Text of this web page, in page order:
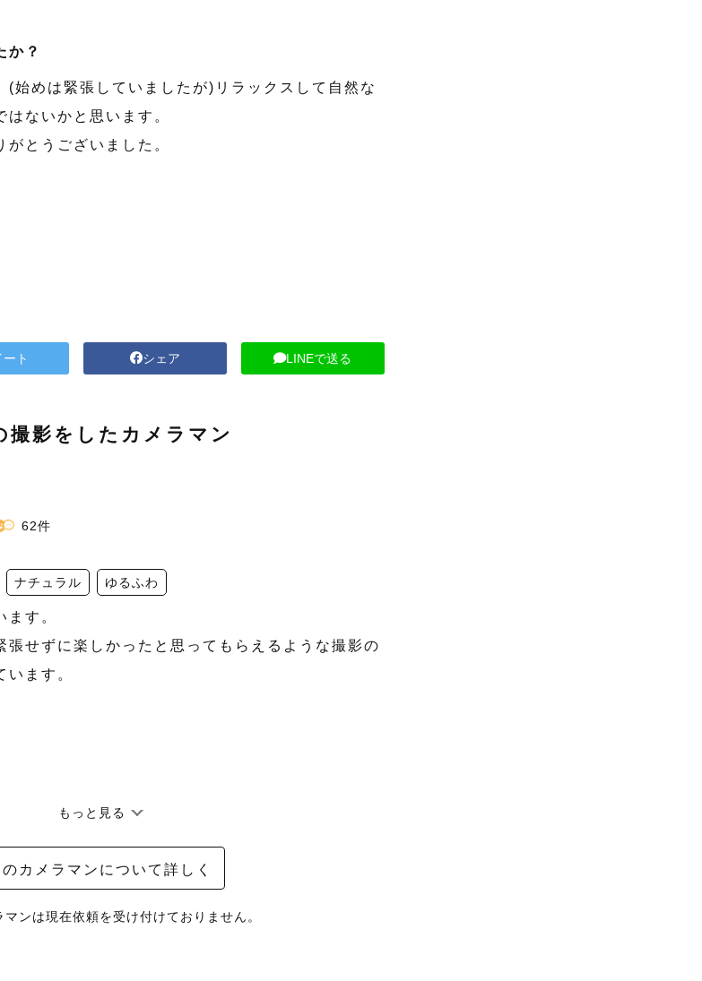
か？
(始めは緊張していましたが)リラックスして自然な
ないかと思います。
とうございました。
ト シェア LINEで送る
撮影をしたカメラマン
62件
ナチュラル ゆるふわ
す。
張せずに楽しかったと思ってもらえるような撮影の
ます。
もっと見る
のカメラマンについて詳しく
マンは現在依頼を受け付けておりません。